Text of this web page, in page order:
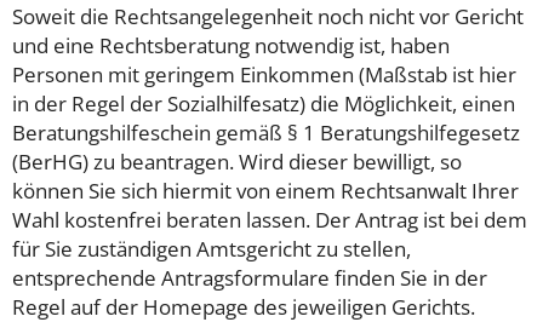
Soweit die Rechtsangelegenheit noch nicht vor Gericht
und eine Rechtsberatung notwendig ist, haben
Personen mit geringem Einkommen (Maßstab ist hier
in der Regel der Sozialhilfesatz) die Möglichkeit, einen
Beratungshilfeschein gemäß § 1 Beratungshilfegesetz
(BerHG) zu beantragen. Wird dieser bewilligt, so
können Sie sich hiermit von einem Rechtsanwalt Ihrer
Wahl kostenfrei beraten lassen. Der Antrag ist bei dem
für Sie zuständigen Amtsgericht zu stellen,
entsprechende Antragsformulare finden Sie in der
Regel auf der Homepage des jeweiligen Gerichts.